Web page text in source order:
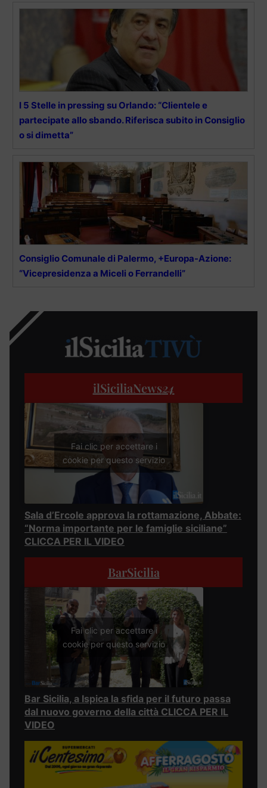
I 5 Stelle in pressing su Orlando: “Clientele e
partecipate allo sbando. Riferisca subito in Consiglio
o si dimetta”
Consiglio Comunale di Palermo, +Europa-Azione:
“Vicepresidenza a Miceli o Ferrandelli”
ilSiciliaNews24
Fai clic per accettare i
cookie per questo servizio
Sala d’Ercole approva la rottamazione, Abbate:
“Norma importante per le famiglie siciliane”
CLICCA PER IL VIDEO
BarSicilia
Fai clic per accettare i
cookie per questo servizio
Bar Sicilia, a Ispica la sfida per il futuro passa
dal nuovo governo della città CLICCA PER IL
VIDEO